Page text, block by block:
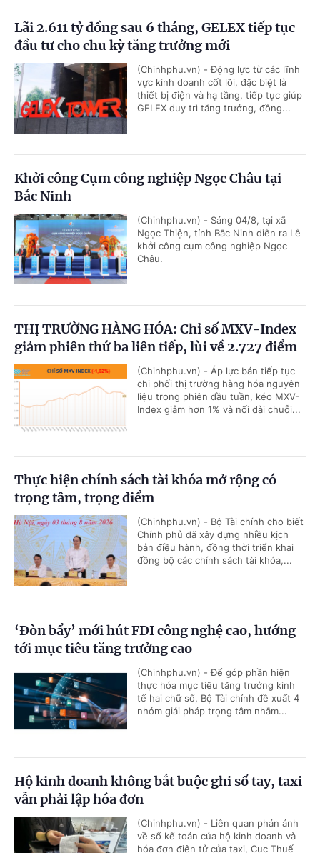
Lãi 2.611 tỷ đồng sau 6 tháng, GELEX tiếp tục
đầu tư cho chu kỳ tăng trưởng mới
(Chinhphu.vn) - Động lực từ các lĩnh
vực kinh doanh cốt lõi, đặc biệt là
thiết bị điện và hạ tầng, tiếp tục giúp
GELEX duy trì tăng trưởng, đồng...
Khởi công Cụm công nghiệp Ngọc Châu tại
Bắc Ninh
(Chinhphu.vn) - Sáng 04/8, tại xã
Ngọc Thiện, tỉnh Bắc Ninh diễn ra Lễ
khởi công cụm công nghiệp Ngọc
Châu.
THỊ TRƯỜNG HÀNG HÓA: Chỉ số MXV-Index
giảm phiên thứ ba liên tiếp, lùi về 2.727 điểm
(Chinhphu.vn) - Áp lực bán tiếp tục
chi phối thị trường hàng hóa nguyên
liệu trong phiên đầu tuần, kéo MXV-
Index giảm hơn 1% và nối dài chuỗi...
Thực hiện chính sách tài khóa mở rộng có
trọng tâm, trọng điểm
(Chinhphu.vn) - Bộ Tài chính cho biết
Chính phủ đã xây dựng nhiều kịch
bản điều hành, đồng thời triển khai
đồng bộ các chính sách tài khóa,...
‘Đòn bẩy’ mới hút FDI công nghệ cao, hướng
tới mục tiêu tăng trưởng cao
(Chinhphu.vn) - Để góp phần hiện
thực hóa mục tiêu tăng trưởng kinh
tế hai chữ số, Bộ Tài chính đề xuất 4
nhóm giải pháp trọng tâm nhằm...
Hộ kinh doanh không bắt buộc ghi sổ tay, taxi
vẫn phải lập hóa đơn
(Chinhphu.vn) - Liên quan phản ánh
về sổ kế toán của hộ kinh doanh và
hóa đơn điện tử của taxi, Cục Thuế